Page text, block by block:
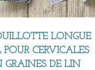
LONGUE
POUR CERVICALES
GRAINES DE LIN